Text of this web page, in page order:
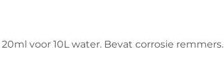
voor 10L water. Bevat corrosie remmers.